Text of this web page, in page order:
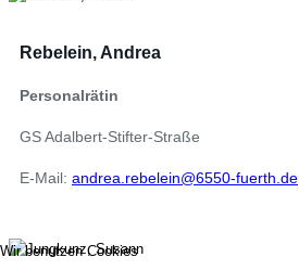
Rebelein, Andrea
Personalrätin
GS Adalbert-Stifter-Straße
E-Mail: andrea.rebelein@6550-fuerth.de
Wir benutzen Cookies